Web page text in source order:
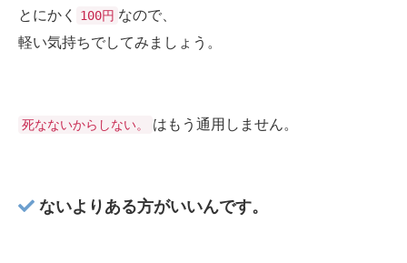
とにかく 100円 なので、
軽い気持ちでしてみましょう。
死なないからしない。 はもう通用しません。
ないよりある方がいいんです。